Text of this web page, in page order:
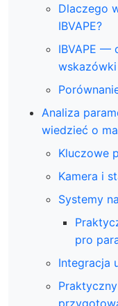
Dlaczego
IBVAPE?
IBVAPE —
wskazówki
Analiza
wiedzieć o
Kluczowe
Kamera i
Systemy
pro
Integracja